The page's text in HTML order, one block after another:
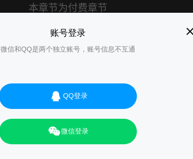
账号登录
微信和QQ是两个独立账号，账号信息不互通
QQ登录
微信登录